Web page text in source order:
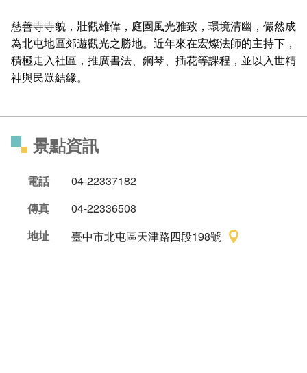
慈善寺寺貌，壯觀雄偉，庭園風光雅致，環境清幽，儼然成
為北屯地區郊遊觀光之勝地。近年來在宏燦法師的主持下，
積極走入社區，推廣書法、鋼琴、插花等課程，並以入世精
神與民眾結緣。
景點資訊
電話
04-22337182
傳真
04-22336508
地址
臺中市北屯區天津路四段198號